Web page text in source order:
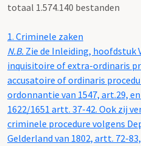
totaal 1.574.140 bestanden
1. Criminele zaken
N.B. Zie de Inleiding, hoofdstuk
inquisitoire of extra-ordinaris
accusatoire of ordinaris
ordonnantie van 1547, art.29,
1622/1651 artt. 37-42. Ook zij
criminele procedure volgens
Gelderland van 1802, artt. 72-